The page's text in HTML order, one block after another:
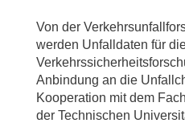
Von der
werden Unfalldaten für
Anbindung an die
Kooperation mit dem
der Technischen